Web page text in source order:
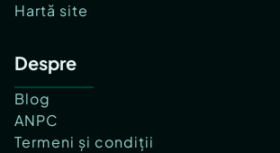
Hartă site
Despre
Blog
ANPC
Termeni și condiții